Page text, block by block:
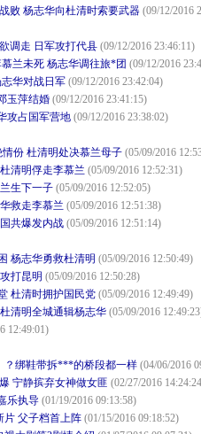
败 杨志华向杜清时索要武器 (09/12/2016
调走 日军攻打代县 (09/12/2016 23:46:11)
兰未死 杨志华调往旅*团 (09/12/2016
华对战日军 (09/12/2016 23:42:04)
玉萍结婚 (09/12/2016 23:41:15)
攻占国军营地 (09/12/2016 23:38:02)
份 杜清明处决慕兰母子 (05/09/2016
清明俘走李慕兰 (05/09/2016 12:52:31)
生下一子 (05/09/2016 12:52:05)
救走李慕兰 (05/09/2016 12:51:38)
共爆发内战 (05/09/2016 12:51:14)
杨志华勇救杜清明 (05/09/2016 12:50:49)
打昆明 (05/09/2016 12:50:28)
杜清时拥护国民党 (05/09/2016 12:49:49)
清明全城通辑杨志华 (05/09/2016
12:49:01)
？绑鞋带拆***的桥段都一样 (04/06/2016
宁静摈弃女神做女匪 (02/27/2016
乐执导 (01/19/2016 09:13:58)
片 父子档首上阵 (01/15/2016 09:18:52)